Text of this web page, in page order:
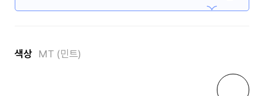
색상 MT (민트)